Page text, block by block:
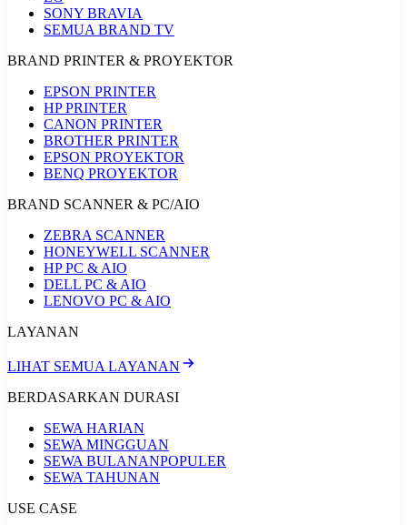
SONY BRAVIA
SEMUA BRAND TV
BRAND PRINTER & PROYEKTOR
EPSON PRINTER
HP PRINTER
CANON PRINTER
BROTHER PRINTER
EPSON PROYEKTOR
BENQ PROYEKTOR
BRAND SCANNER & PC/AIO
ZEBRA SCANNER
HONEYWELL SCANNER
HP PC & AIO
DELL PC & AIO
LENOVO PC & AIO
LAYANAN
LIHAT SEMUA LAYANAN
BERDASARKAN DURASI
SEWA HARIAN
SEWA MINGGUAN
SEWA BULANANPOPULER
SEWA TAHUNAN
USE CASE